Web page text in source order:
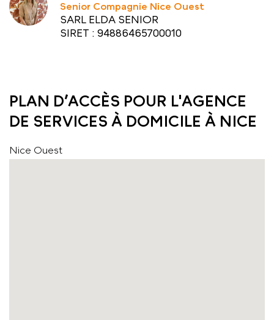
Senior Compagnie Nice Ouest
SARL ELDA SENIOR
SIRET : 94886465700010
PLAN D’ACCÈS POUR L'AGENCE
DE SERVICES À DOMICILE À NICE
Nice Ouest